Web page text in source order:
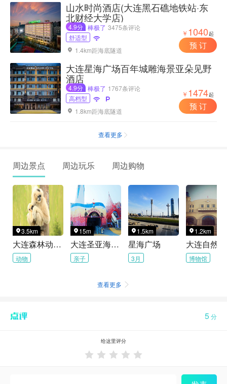
山水时尚酒店(大连黑石礁地铁站·东
北财经大学店)
4.9分 棒极了 3475条评论
舒适型

 1.4km距海底隧道
￥1040起
预 订
大连星海广场百年城雕海景亚朵见野
酒店
4.9分 棒极了 1767条评论
高档型


 1.8km距海底隧道
￥1474起
预 订
查看更多 
周边景点 周边玩乐 周边购物
3.5km
大连森林动物园
动物
 15m
大连圣亚海洋世界
亲子
 1.5km
星海广场
3月
 1.2km
博物馆
查看更多 
5分
给这里评分
    